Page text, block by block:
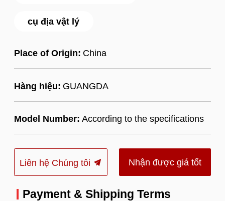
cụ địa vật lý
Place of Origin: China
Hàng hiệu: GUANGDA
Model Number: According to the specifications
Liên hệ Chúng tôi Nhận được giá tốt
nhất
Payment & Shipping Terms